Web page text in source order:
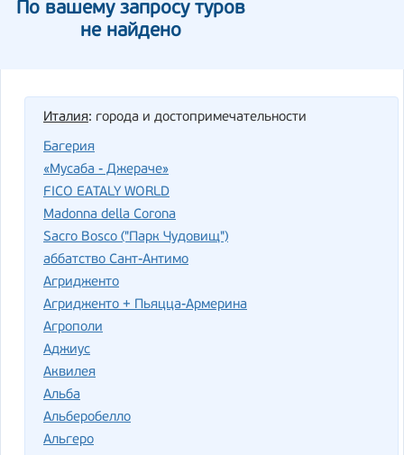
По вашему запросу туров
не найдено
Италия: города и достопримечательности
Багерия
«Мусаба - Джераче»
FICO EATALY WORLD
Madonna della Corona
Sacro Bosco ("Парк Чудовищ")
аббатство Сант-Антимо
Агридженто
Агридженто + Пьяцца-Армерина
Агрополи
Аджиус
Аквилея
Альба
Альберобелло
Альгеро